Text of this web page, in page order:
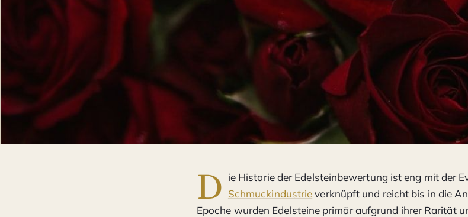
D ie Historie der Edelsteinbewertung ist eng mit der
Schmuckindustrieverknüpft und reicht bis in die
Epoche wurden Edelsteine primär aufgrund ihrer Rarität